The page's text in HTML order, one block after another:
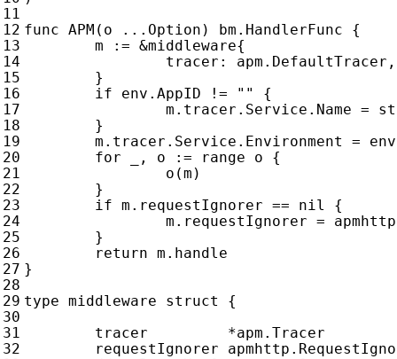
func APM ( o ... Option ) bm . HandlerFunc
{
m
:= &middleware{
tracer : apm . DefaultTracer ,
}
if
env . AppID != ""
{
m . tracer . Service . Name =
}
m . tracer . Service . Environment = env
for
, o := range o
{
o (m )
}
if m . requestIgnorer == nil
{
m . requestIgnorer = apmhttp
}
return m . handle
}
type middleware struct
{
tracer
*apm . Tracer
requestIgnorer
apmhttp .